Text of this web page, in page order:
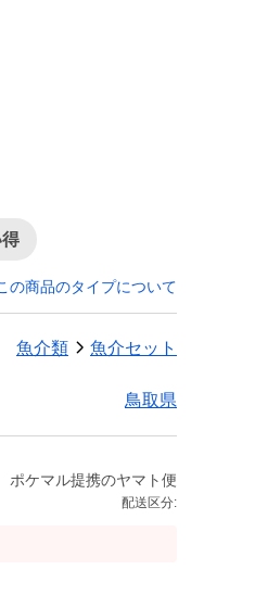
の商品のタイプについて
魚介類 魚介セット
鳥取県
ポケマル提携のヤマト便
配送区分: